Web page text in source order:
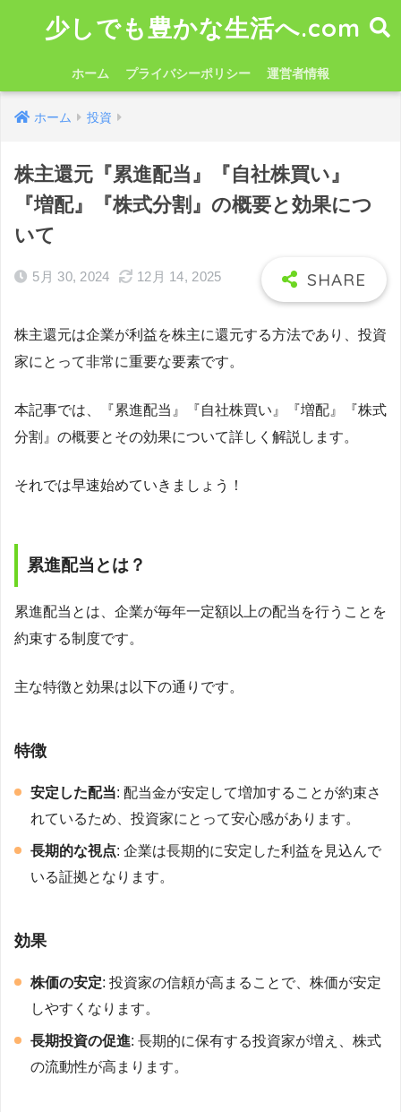
少しでも豊かな生活へ.com
ホーム プライバシーポリシー 運営者情報
ホーム 投資
株主還元『累進配当』『自社株買い』
『増配』『株式分割』の概要と効果につ
いて
5月 30, 2024 12月 14, 2025
株主還元は企業が利益を株主に還元する方法であり、投資
家にとって非常に重要な要素です。
本記事では、『累進配当』『自社株買い』『増配』『株式
分割』の概要とその効果について詳しく解説します。
それでは早速始めていきましょう！
累進配当とは？
累進配当とは、企業が毎年一定額以上の配当を行うことを
約束する制度です。
主な特徴と効果は以下の通りです。
特徴
安定した配当: 配当金が安定して増加することが約束さ
れているため、投資家にとって安心感があります。
長期的な視点: 企業は長期的に安定した利益を見込んで
いる証拠となります。
効果
株価の安定: 投資家の信頼が高まることで、株価が安定
しやすくなります。
長期投資の促進: 長期的に保有する投資家が増え、株式
の流動性が高まります。